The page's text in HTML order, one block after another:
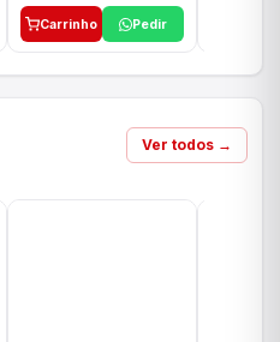
Carrinho Pedir
Ver todos →